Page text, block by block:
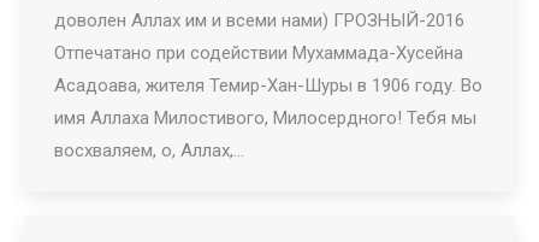
доволен Аллах им и всеми нами) ГРОЗНЫЙ-2016
Отпечатано при содействии Мухаммада-Хусейна
Асадоава, жителя Темир-Хан-Шуры в 1906 году. Во
имя Аллаха Милостивого, Милосердного! Тебя мы
восхваляем, о, Аллах,…